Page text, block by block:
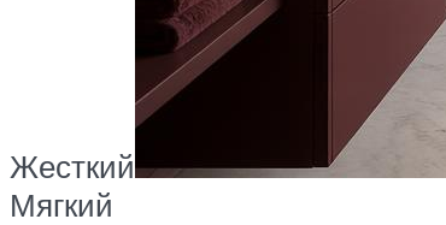
Жесткий
Мягкий